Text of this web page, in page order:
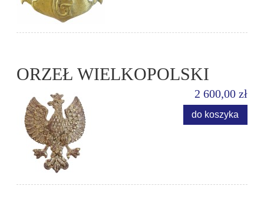
ORZEŁ WIELKOPOLSKI
2 600,00 zł
do koszyka